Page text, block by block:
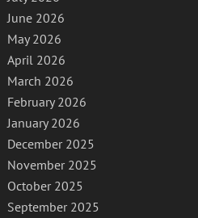
June 2026
May 2026
April 2026
March 2026
February 2026
January 2026
December 2025
November 2025
October 2025
September 2025